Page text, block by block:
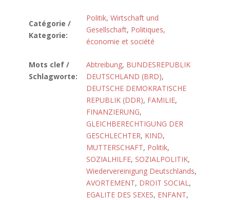
Catégorie /
Kategorie:
Politik, Wirtschaft und
Gesellschaft, Politiques,
économie et société
Mots clef /
Schlagworte:
Abtreibung, BUNDESREPUBLIK
DEUTSCHLAND (BRD),
DEUTSCHE DEMOKRATISCHE
REPUBLIK (DDR), FAMILIE,
FINANZIERUNG,
GLEICHBERECHTIGUNG DER
GESCHLECHTER, KIND,
MUTTERSCHAFT, Politik,
SOZIALHILFE, SOZIALPOLITIK,
Wiedervereinigung Deutschlands,
AVORTEMENT, DROIT SOCIAL,
EGALITE DES SEXES, ENFANT,